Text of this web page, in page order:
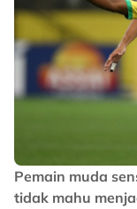
Pemain muda
tidak mahu